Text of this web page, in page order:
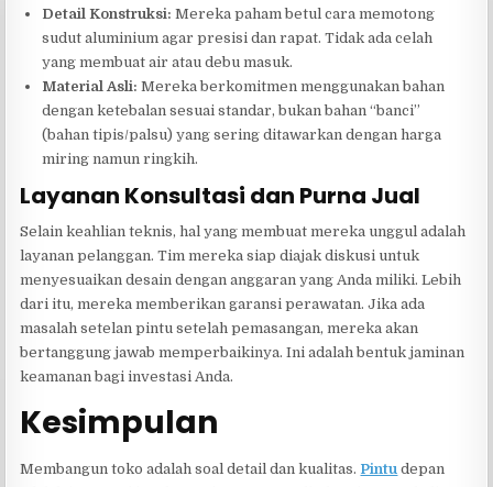
Detail Konstruksi: Mereka paham betul cara memotong
sudut aluminium agar presisi dan rapat. Tidak ada celah
yang membuat air atau debu masuk.
Material Asli: Mereka berkomitmen menggunakan bahan
dengan ketebalan sesuai standar, bukan bahan “banci”
(bahan tipis/palsu) yang sering ditawarkan dengan harga
miring namun ringkih.
Layanan Konsultasi dan Purna Jual
Selain keahlian teknis, hal yang membuat mereka unggul adalah
layanan pelanggan. Tim mereka siap diajak diskusi untuk
menyesuaikan desain dengan anggaran yang Anda miliki. Lebih
dari itu, mereka memberikan garansi perawatan. Jika ada
masalah setelan pintu setelah pemasangan, mereka akan
bertanggung jawab memperbaikinya. Ini adalah bentuk jaminan
keamanan bagi investasi Anda.
Kesimpulan
Membangun toko adalah soal detail dan kualitas. Pintu depan